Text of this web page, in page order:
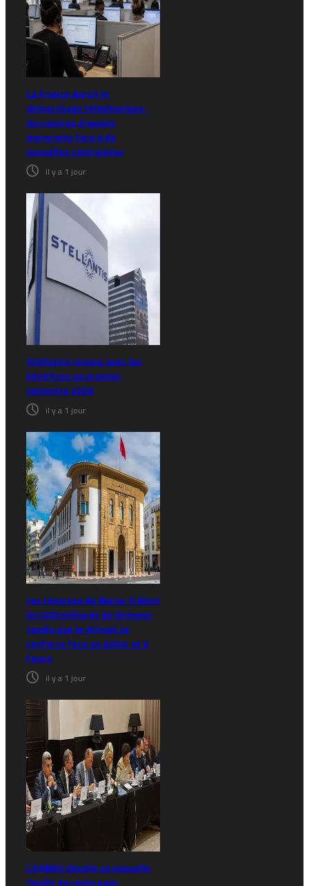
La France durcit le
démarchage téléphonique :
les centres d’appels
marocains face à de
nouvelles contraintes
il y a 1 jour
Stellantis renoue avec les
bénéfices au premier
semestre 2026
il y a 1 jour
Les réserves du Maroc frôlent
les 500 milliards de dirhams,
tandis que le dirham se
renforce face au dollar et à
l’euro
il y a 1 jour
L’ASMEX dévoile sa nouvelle